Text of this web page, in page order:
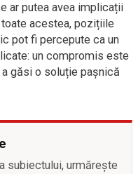
ar putea avea implicații
acestea, pozițiile
pot fi percepute ca un
un compromis este
găsi o soluție pașnică
subiectului, urmărește